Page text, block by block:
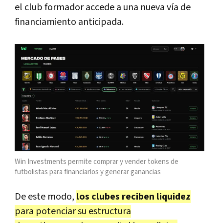
el club formador accede a una nueva vía de
financiamiento anticipada.
Win Investments permite comprar y vender tokens de
futbolistas para financiarlos y generar ganancias
De este modo, los clubes reciben liquidez
para potenciar su estructura